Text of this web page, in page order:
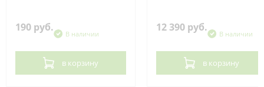
190 руб.
В наличии
в корзину
12 390 руб.
В наличии
в корзину